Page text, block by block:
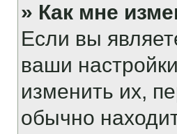
» Как мне
Если вы
ваши
изменить их,
обычно